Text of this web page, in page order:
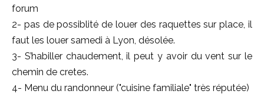
forum
2- pas de possiblité de louer des raquettes sur place, il
faut les louer samedi à Lyon, désolée.
3- S’habiller chaudement, il peut y avoir du vent sur le
chemin de cretes.
4- Menu du randonneur ("cuisine familiale" très réputée)